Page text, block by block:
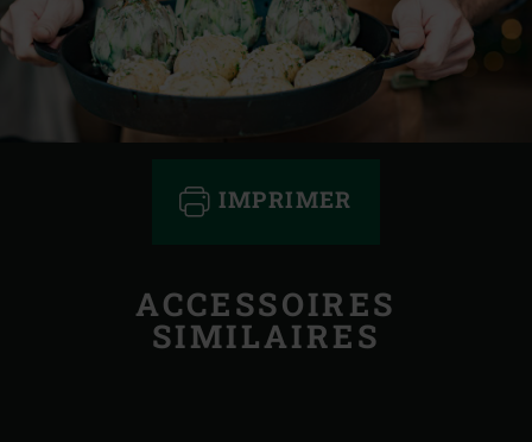
IMPRIMER
ACCESSOIRES
SIMILAIRES